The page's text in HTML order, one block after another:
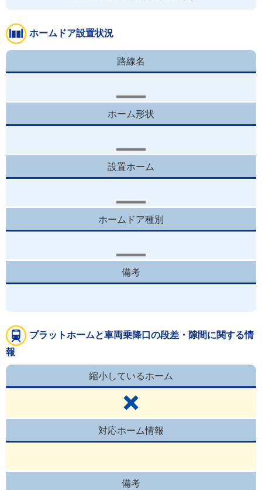
ホームドア設置状況
路線名
ホーム形状
設置ホーム
ホームドア種別
備考
プラットホームと車両乗降口の段差・隙間に関する情
報
縮小しているホーム
対応ホーム情報
備考